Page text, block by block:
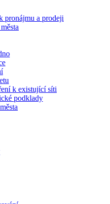
pronájmu a prodeji
k existující síti
podklady